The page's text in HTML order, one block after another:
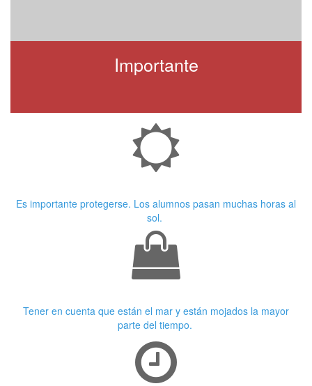
Importante
Es importante protegerse. Los alumnos pasan muchas horas al
sol.
Tener en cuenta que están el mar y están mojados la mayor
parte del tiempo.